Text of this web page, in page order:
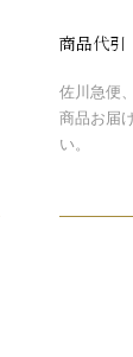
商品代引
佐川急便
商品お届
い。